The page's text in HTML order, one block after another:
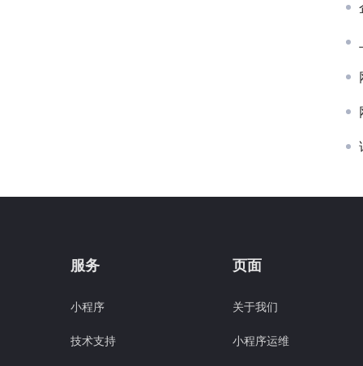
服务
小程序
技术支持
页面
关于我们
小程序运维